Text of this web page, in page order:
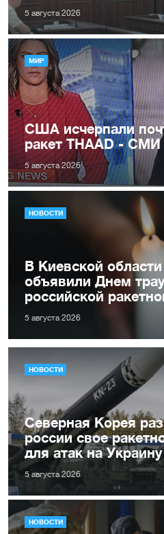
5 августа 2026
МИР
США исчерпали
ракет THAAD - СМИ
5 августа 2026
НОВОСТИ
В Киевской области
объявили Днем
российской
5 августа 2026
НОВОСТИ
Северная Корея
россии свое
для атак на Украину
5 августа 2026
НОВОСТИ